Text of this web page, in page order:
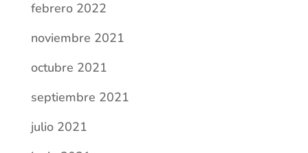
julio 2021
junio 2021
mayo 2021
abril 2021
marzo 2021